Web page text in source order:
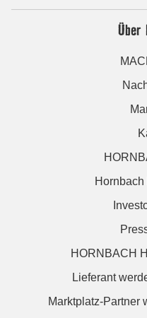
Über
HORNBACH
Lieferant
Marktplatz-Partner